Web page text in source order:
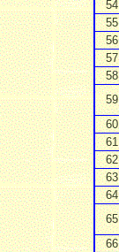
54
55
56
57
58
59
60
61
62
63
64
65
66